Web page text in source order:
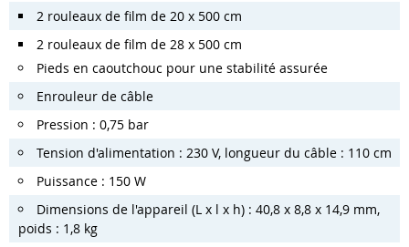
2 rouleaux de film de 20 x 500 cm
2 rouleaux de film de 28 x 500 cm
Pieds en caoutchouc pour une stabilité assurée
Enrouleur de câble
Pression : 0,75 bar
Tension d'alimentation : 230 V, longueur du câble : 110 cm
Puissance : 150 W
Dimensions de l'appareil (L x l x h) : 40,8 x 8,8 x 14,9 mm,
poids : 1,8 kg